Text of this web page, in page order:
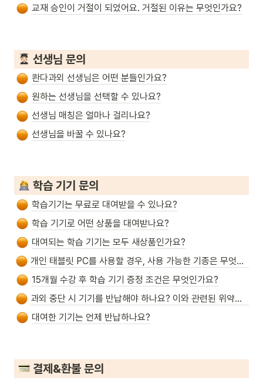
교재 승인이 거절이 되었어요. 거절된 이유는 무엇인가요?
선생님 문의
콴다과외 선생님은 어떤 분들인가요?
원하는 선생님을 선택할 수 있나요?
선생님 매칭은 얼마나 걸리나요?
선생님을 바꿀 수 있나요?
학습 기기 문의
학습기기는 무료로 대여받을 수 있나요?
학습 기기로 어떤 상품을 대여받나요?
대여되는 학습 기기는 모두 새상품인가요?
개인 태블릿 PC를 사용할 경우, 사용 가능한 기종은 무엇인가요?
15개월 수강 후 학습 기기 증정 조건은 무엇인가요?
과외 중단 시 기기를 반납해야 하나요? 이와 관련된 위약금이 있나요?
대여한 기기는 언제 반납하나요?
결제&환불 문의